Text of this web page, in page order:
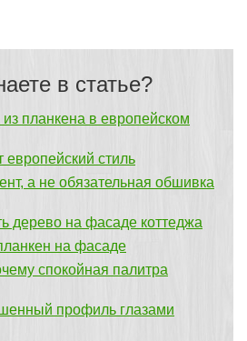
в статье?
планкена в европейском
европейский стиль
а не обязательная обшивка
дерево на фасаде коттеджа
на фасаде
спокойная палитра
профиль глазами